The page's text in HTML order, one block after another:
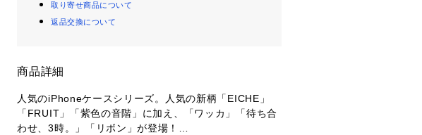
取り寄せ商品について
返品交換について
商品詳細
人気のiPhoneケースシリーズ。人気の新柄「EICHE」
「FRUIT」「紫色の音階」に加え、「ワッカ」「待ち合
わせ、3時。」「リボン」が登場！